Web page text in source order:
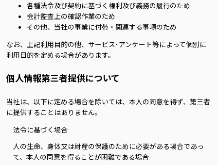
各種法令及び契約に基づく権利及び義務の履行のため
会計監査上の確認作業のため
その他、当社の事業に付帯・関連する事項のため
なお、上記利用目的の他、サービス･アンケート等によって個別に
利用目的を定める場合があります。
個人情報第三者提供について
当社は、以下に定める場合を除いては、本人の同意を得ず、第三者
に提供することはありません。
法令に基づく場合
人の生命、身体又は財産の保護のために必要がある場合であっ
て、本人の同意を得ることが困難である場合